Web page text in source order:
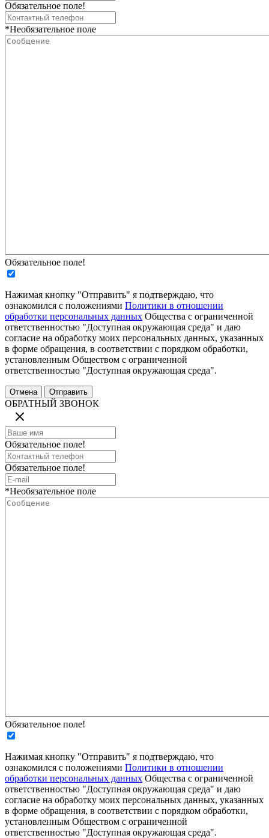
Обязательное поле!
*Необязательное поле
Обязательное поле!
Нажимая кнопку "Отправить" я подтверждаю, что
ознакомился с положениями Политики в отношении
обработки персональных данных Общества с ограниченной
ответственностью "Доступная окружающая среда" и даю
согласие на обработку моих персональных данных, указанных
в форме обращения, в соответствии с порядком обработки,
установленным Обществом с ограниченной
ответственностью "Доступная окружающая среда".
ОБРАТНЫЙ ЗВОНОК
Обязательное поле!
Обязательное поле!
*Необязательное поле
Обязательное поле!
Нажимая кнопку "Отправить" я подтверждаю, что
ознакомился с положениями Политики в отношении
обработки персональных данных Общества с ограниченной
ответственностью "Доступная окружающая среда" и даю
согласие на обработку моих персональных данных, указанных
в форме обращения, в соответствии с порядком обработки,
установленным Обществом с ограниченной
ответственностью "Доступная окружающая среда".